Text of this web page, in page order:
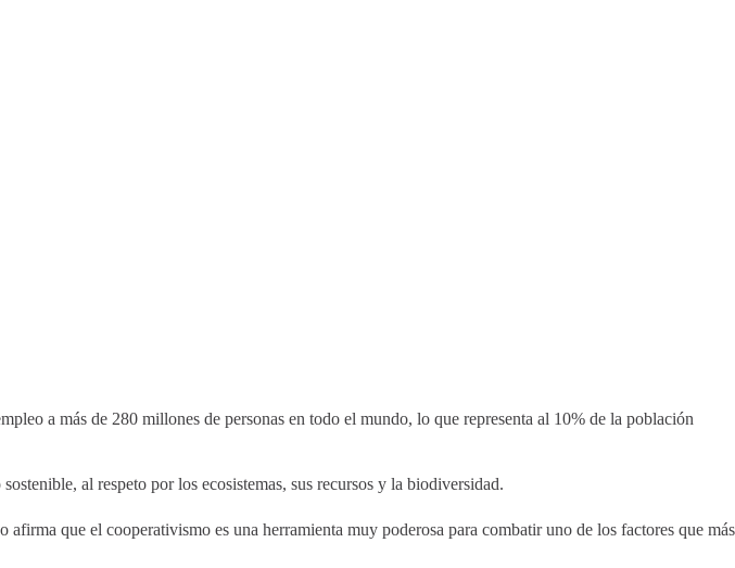
a más de 280 millones de personas en todo el mundo, lo que representa al 10% de la población
al respeto por los ecosistemas, sus recursos y la biodiversidad.
que el cooperativismo es una herramienta muy poderosa para combatir uno de los factores que más